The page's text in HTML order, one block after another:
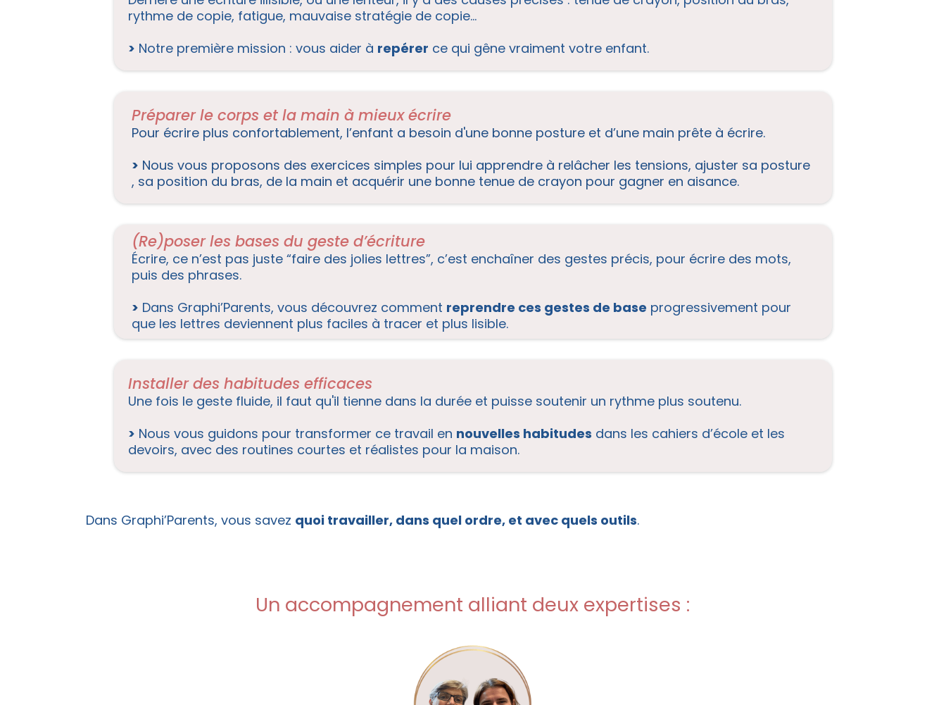
rythme de copie, fatigue, mauvaise stratégie de copie...
> Notre première mission : vous aider à repérer ce qui gêne vraiment votre enfant.
Préparer le corps et la main à mieux écrire
Pour écrire plus confortablement, l’enfant a besoin d'une bonne posture et d’une main prête à écrire.
> Nous vous proposons des exercices simples pour lui apprendre à relâcher les tensions, ajuster sa posture
, sa position du bras, de la main et acquérir une bonne tenue de crayon pour gagner en aisance.
(Re)poser les bases du geste d’écriture
Écrire, ce n’est pas juste “faire des jolies lettres”, c’est enchaîner des gestes précis, pour écrire des mots,
puis des phrases.
> Dans Graphi’Parents, vous découvrez comment reprendre ces gestes de base progressivement pour
que les lettres deviennent plus faciles à tracer et plus lisible.
Installer des habitudes efficaces
Une fois le geste fluide, il faut qu'il tienne dans la durée et puisse soutenir un rythme plus soutenu.
> Nous vous guidons pour transformer ce travail en nouvelles habitudes dans les cahiers d’école et les
devoirs, avec des routines courtes et réalistes pour la maison.
Dans Graphi’Parents, vous savez quoi travailler, dans quel ordre, et avec quels outils.
Un accompagnement alliant deux expertises :